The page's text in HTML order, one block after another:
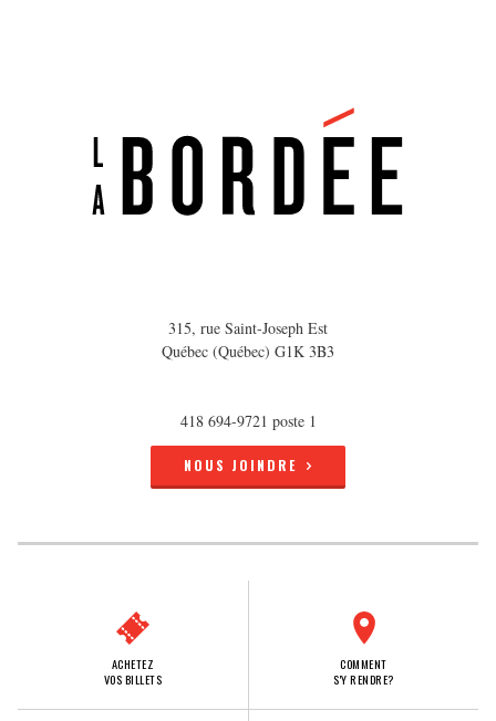
315, rue Saint-Joseph Est
Québec (Québec) G1K 3B3
418 694-9721 poste 1
NOUS JOINDRE
ACHETEZ
VOS BILLETS
COMMENT
S'Y RENDRE?